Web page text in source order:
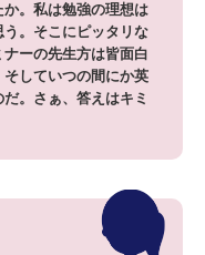
。私は勉強の理想は
う。そこにピッタリな
ーの先生方は皆面白
そしていつの間にか英
。さぁ、答えはキミ